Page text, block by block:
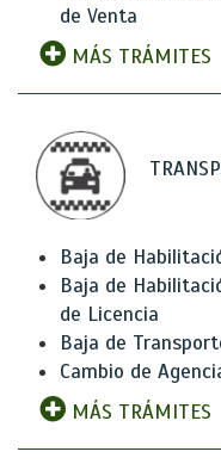
de Venta
MÁS TRÁMITES
Baja de
Baja de
de Licencia
Baja de
Cambio de
MÁS TRÁMITES